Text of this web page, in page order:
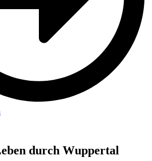
durch Wuppertal